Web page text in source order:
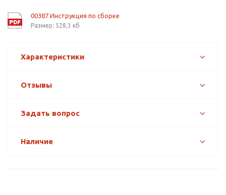
00387 Инструкция по сборке
Размер: 528,3 кб
Характеристики
Отзывы
Задать вопрос
Наличие